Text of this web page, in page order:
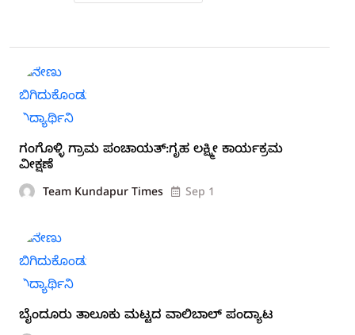
ಗಂಗೊಳ್ಳಿ ಗ್ರಾಮ ಪಂಚಾಯತ್:ಗೃಹ ಲಕ್ಷ್ಮೀ ಕಾರ್ಯಕ್ರಮ
ವೀಕ್ಷಣೆ
Team Kundapur Times Sep 1
ಬೈಂದೂರು ತಾಲೂಕು ಮಟ್ಟದ ವಾಲಿಬಾಲ್ ಪಂದ್ಯಾಟ